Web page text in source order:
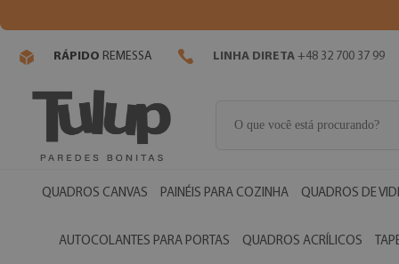
RÁPIDO REMESSA LINHA DIRETA +48 32 700 37 99
QUADROS CANVAS PAINÉIS PARA COZINHA QUADROS DE
AUTOCOLANTES PARA PORTAS QUADROS ACRÍLICOS